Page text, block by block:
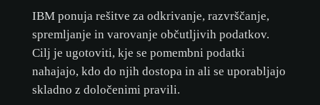
IBM ponuja rešitve za odkrivanje, razvrščanje,
spremljanje in varovanje občutljivih podatkov.
Cilj je ugotoviti, kje se pomembni podatki
nahajajo, kdo do njih dostopa in ali se uporabljajo
skladno z določenimi pravili.